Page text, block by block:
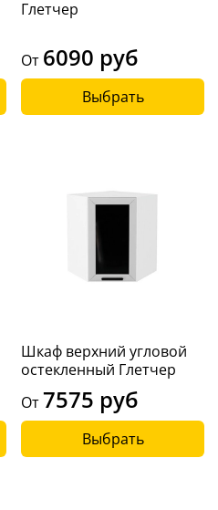
Глетчер
От 6090 руб
Выбрать
Шкаф верхний угловой
остекленный Глетчер
От7575 руб
Выбрать